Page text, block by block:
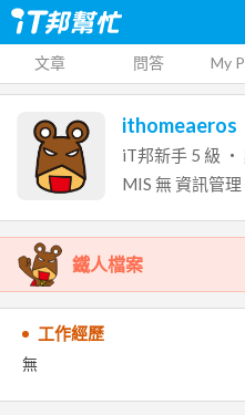
文章 問答 My
ithomeaeros
iT邦新手 5 級 ‧
MIS 無 資訊管理
鐵人檔案
工作經歷
無